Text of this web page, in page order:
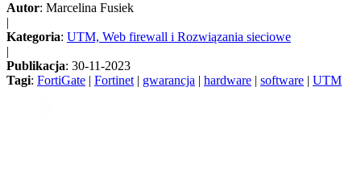
Autor: Marcelina Fusiek
|
Kategoria: UTM, Web firewall i Rozwiązania sieciowe
|
Publikacja: 30-11-2023
Tagi: FortiGate | Fortinet | gwarancja | hardware | software | UTM